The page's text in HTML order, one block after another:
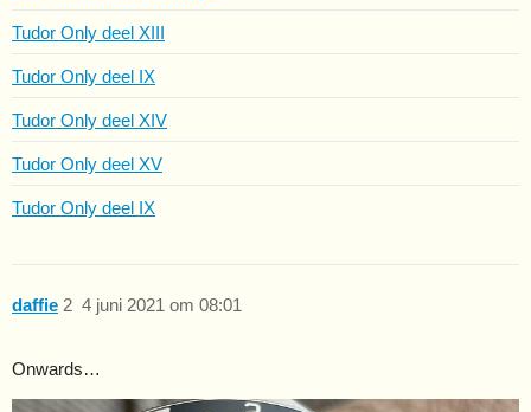
Tudor Only deel XIII
Tudor Only deel IX
Tudor Only deel XIV
Tudor Only deel XV
Tudor Only deel IX
daffie 4 juni 2021 om 08:01
2
Onwards…